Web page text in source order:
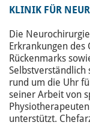
KLINIK FÜR
Die
Erkrankungen
Rückenmarks
Selbstverständlich
rund um die Uhr
seiner Arbeit von
unterstützt.